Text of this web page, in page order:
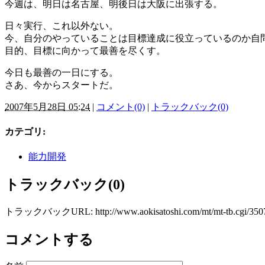
今週は、明日は名古屋、明後日は大阪に出張する。
日々実行、これ以外ない。
今、自分のやっていることは目標達成に役立っているのか自
目的、目標に向かって最善を尽くす。
今日も最善の一日にする。
さあ、今からスタートだ。
2007年5月28日 05:24 | コメント(0) | トラックバック(0)
カテゴリ :
能力開発
トラックバック(0)
トラックバックURL: http://www.aokisatoshi.com/mt/mt-tb.cgi/
コメントする